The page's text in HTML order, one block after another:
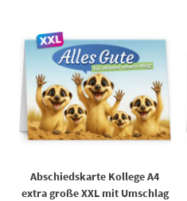
Abschiedskarte Kollege A4
extra große XXL mit Umschlag